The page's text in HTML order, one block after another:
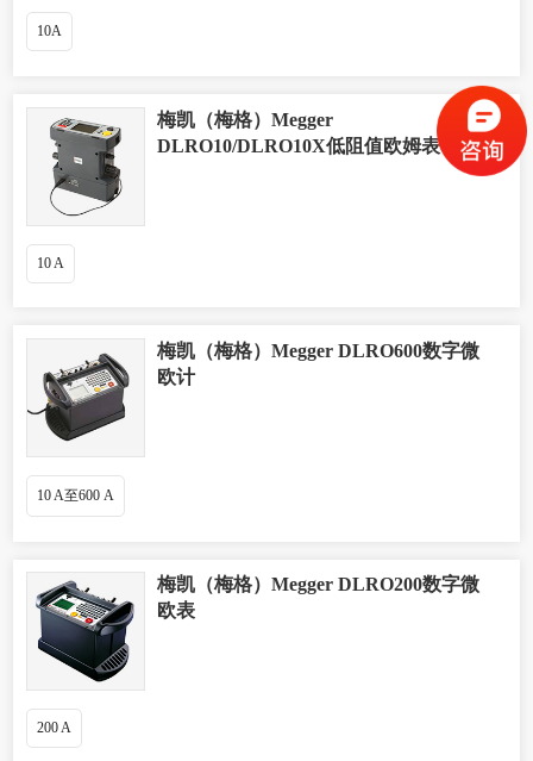
10A
梅凯（梅格）Megger
DLRO10/DLRO10X低阻值欧姆表
10 A
梅凯（梅格）Megger DLRO600数字微
欧计
10 A至600 A
梅凯（梅格）Megger DLRO200数字微
欧表
200 A